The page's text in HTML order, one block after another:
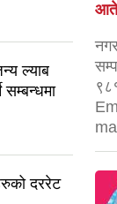
ल्याब
दररेट